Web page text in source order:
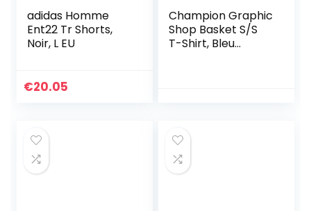
adidas Homme
Ent22 Tr Shorts,
Noir, L EU
€20.05
Champion Graphic
Shop Basket S/S
T-Shirt, Bleu